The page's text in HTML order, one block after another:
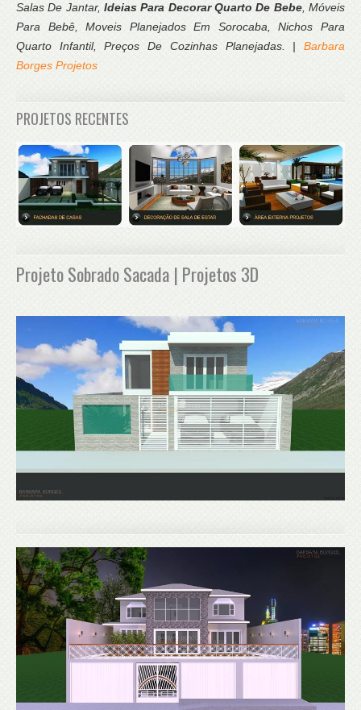
Salas De Jantar, Ideias Para Decorar Quarto De Bebe, Móveis
Para Bebê, Moveis Planejados Em Sorocaba, Nichos Para
Quarto Infantil, Preços De Cozinhas Planejadas. | Barbara
Borges Projetos
PROJETOS RECENTES
Projeto Sobrado Sacada | Projetos 3D